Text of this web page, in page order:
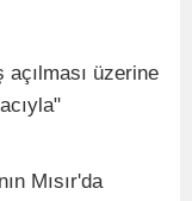
üzerine
Mısır'da